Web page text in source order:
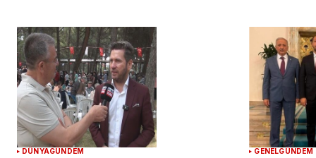
DÜNYAGÜNDEM GENELGÜNDEM